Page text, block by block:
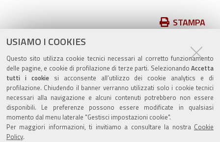
USIAMO I COOKIES
Questo sito utilizza cookie tecnici necessari al corretto funzionamento
delle pagine, e cookie di profilazione di terze parti. Selezionando Accetta
tutti i cookiesi acconsente all’utilizzo dei cookie analytics e di
profilazione. Chiudendo il banner verranno utilizzati solo i cookie tecnici
necessari alla navigazione e alcuni contenuti potrebbero non essere
disponibili. Le preferenze possono essere modificate in qualsiasi
momento dal menu laterale "Gestisci impostazioni cookie".
Per maggiori informazioni, ti invitiamo a consultare la nostra Cookie
Policy.
documento
STAMPA
pubblicato il11/01/2019
ultima modifica02/07/2020
Valuta questo sito